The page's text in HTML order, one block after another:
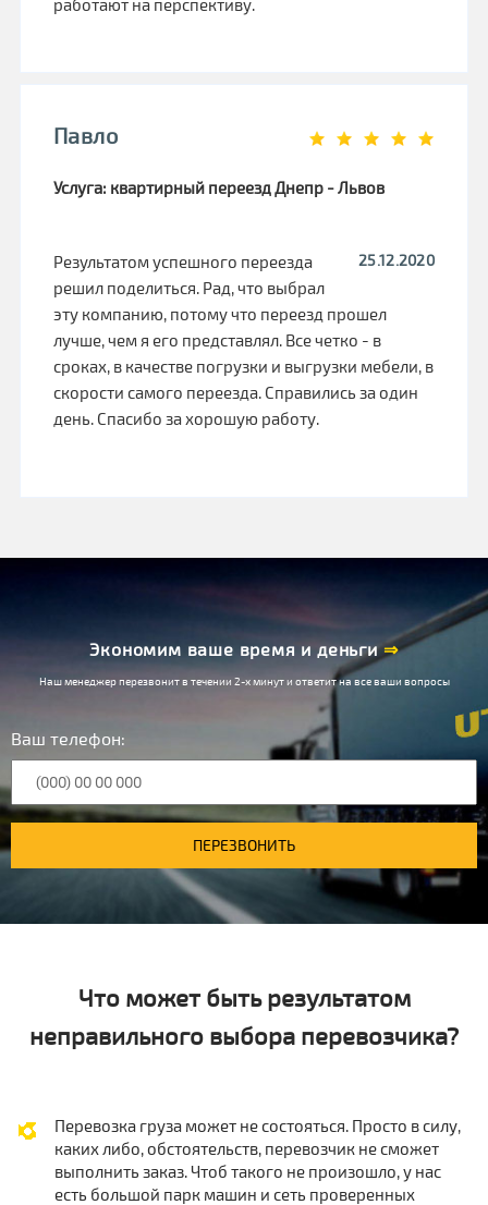
работают на перспективу.
Павло
Услуга: квартирный переезд Днепр - Львов
25.12.2020
Результатом успешного переезда
решил поделиться. Рад, что выбрал
эту компанию, потому что переезд прошел
лучше, чем я его представлял. Все четко - в
сроках, в качестве погрузки и выгрузки мебели, в
скорости самого переезда. Справились за один
день. Спасибо за хорошую работу.
Экономим ваше время и деньги⇒
Наш менеджер перезвонит в течении 2-х минут и ответит на все ваши вопросы
Ваш телефон:
ПЕРЕЗВОНИТЬ
Что может быть результатом
неправильного выбора перевозчика?
Перевозка груза может не состояться. Просто в силу,
каких либо, обстоятельств, перевозчик не сможет
выполнить заказ. Чтоб такого не произошло, у нас
есть большой парк машин и сеть проверенных